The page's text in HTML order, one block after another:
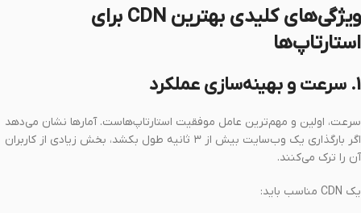
ویژگی‌های کلیدی بهترین CDN برای
استارتاپ‌ها
1. سرعت و بهینه‌سازی عملکرد
سرعت، اولین و مهم‌ترین عامل موفقیت استارتاپ‌هاست. آمارها نشان می‌دهد
اگر بارگذاری یک وب‌سایت بیش از ۳ ثانیه طول بکشد، بخش زیادی از کاربران
آن را ترک می‌کنند.
یک CDN مناسب باید: